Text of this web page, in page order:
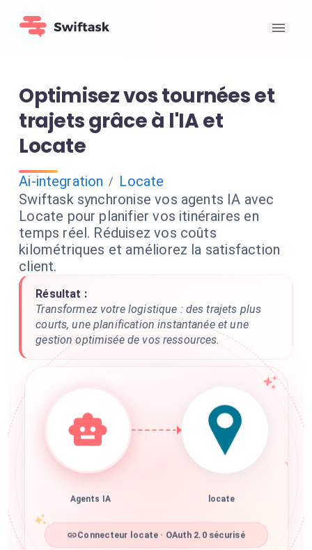
Optimisez vos tournées et
trajets grâce à l'IA et
Locate
Ai-integration / Locate
Swiftask synchronise vos agents IA avec
Locate pour planifier vos itinéraires en
temps réel. Réduisez vos coûts
kilométriques et améliorez la satisfaction
client.
Résultat :
Transformez votre logistique : des trajets plus
courts, une planification instantanée et une
gestion optimisée de vos ressources.
Agents IA locate
Connecteur locate · OAuth 2.0 sécurisé